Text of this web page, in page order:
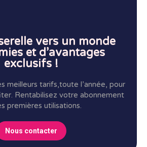
vers un monde
et d’avantages
exclusifs !
meilleurs tarifs,toute l’année, pour
Rentabilisez votre abonnement
premières utilisations.
Nous contacter